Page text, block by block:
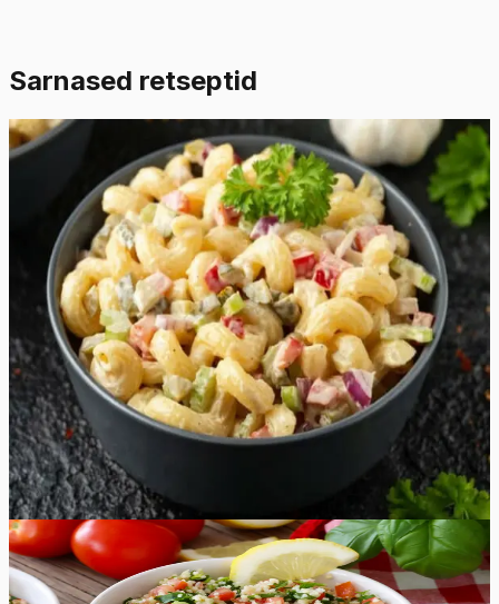
Sarnased retseptid
Keskmine Hinnang:(5)
Makaronisalat ilma lihata
Otsite maitsvat ja värskendavat lisandit oma söögi
kõrvale? See makaronisalat ilma lihata sobib selleks
ideaalselt! Täiuslikult keedetud sarvekese makaronid,
värsked ja krõmpsuvad köögiviljad ning maitseküllane
koorene kaste muudavad selle salati ideaalseks lisandiks
igale lauale. Meie makaronisalat avaldab kõigile muljet,
olenemata sellest, kas seda serveeritakse pereürituseks,
grillimiseks või lihtsalt kiireks lõunasöögiks. Nii et
haarake oma põll ning valmistage salat, mis on nii lihtne
kui ka maitsev!
37min
12tk
Keskmine
Hinnang:(3)
Tabbouleh